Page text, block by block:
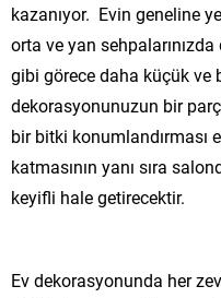
kazanıyor. Evin geneline
orta ve yan
gibi görece daha küçük ve
dekorasyonunuzun bir
bir bitki konumlandırması
katmasının yanı sıra
keyifli hale getirecektir.
Ev dekorasyonunda her